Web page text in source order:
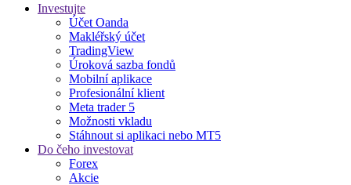
Investujte
Účet Oanda
Makléřský účet
TradingView
Úroková sazba fondů
Mobilní aplikace
Profesionální klient
Meta trader 5
Možnosti vkladu
Stáhnout si aplikaci nebo MT5
Do čeho investovat
Forex
Akcie